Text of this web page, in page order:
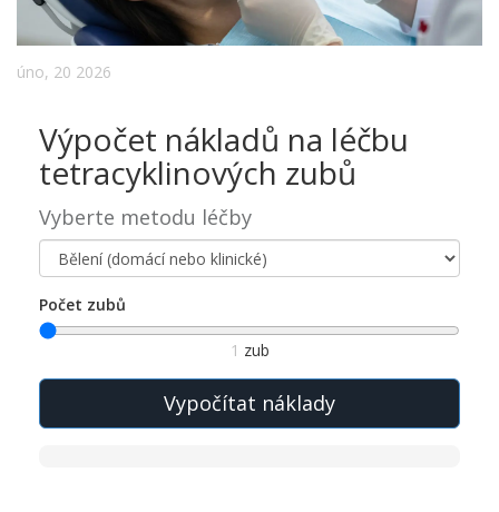
úno, 20 2026
Výpočet nákladů na léčbu
tetracyklinových zubů
Vyberte metodu léčby
Počet zubů
1 zub
Vypočítat náklady